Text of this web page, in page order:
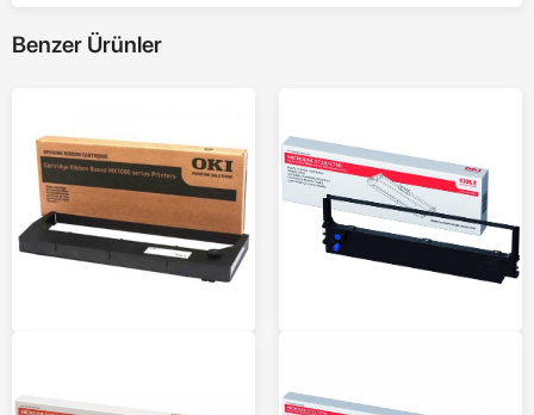
Benzer Ürünler